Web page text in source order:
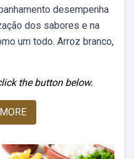
desempenha
dos sabores e na
um todo. Arroz branco,
the button below.